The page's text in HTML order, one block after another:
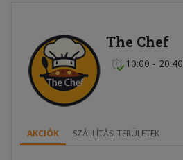
The Chef
10:00 - 20:40
AKCIÓK SZÁLLÍTÁSI TERÜLETEK